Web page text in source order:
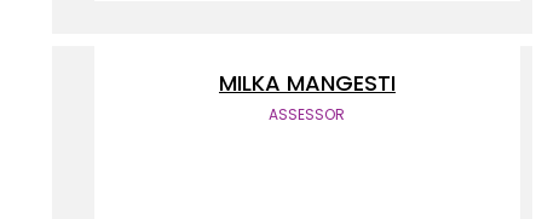
MILKA MANGESTI
ASSESSOR